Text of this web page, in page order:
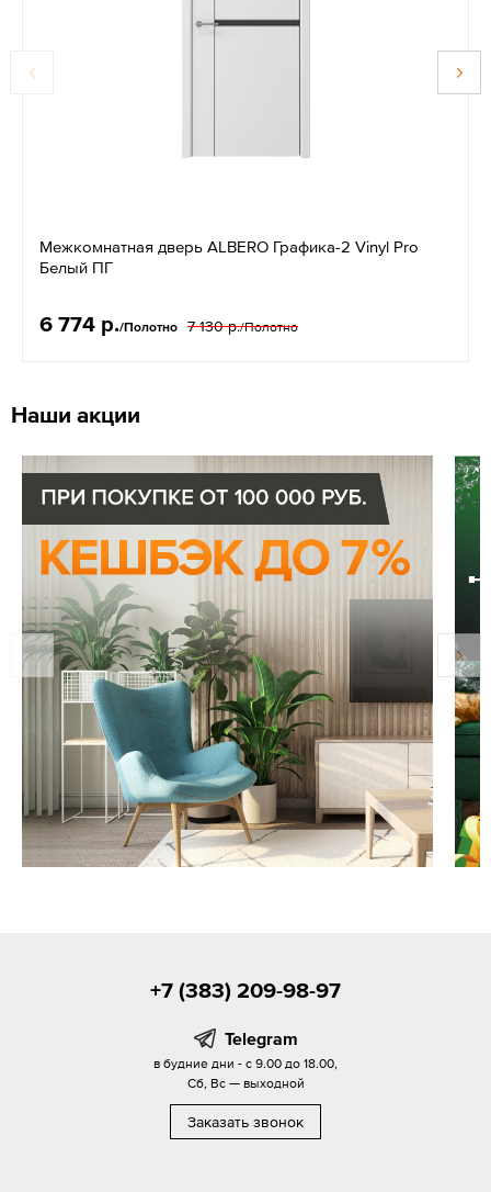
Межкомнатная дверь ALBERO Графика-2 Vinyl Pro
Белый ПГ
6 774 р./Полотно 7 130 р./Полотно
Наши акции
+7 (383) 209-98-97
Telegram
в будние дни - с 9.00 до 18.00,
Сб, Вс — выходной
Заказать звонок